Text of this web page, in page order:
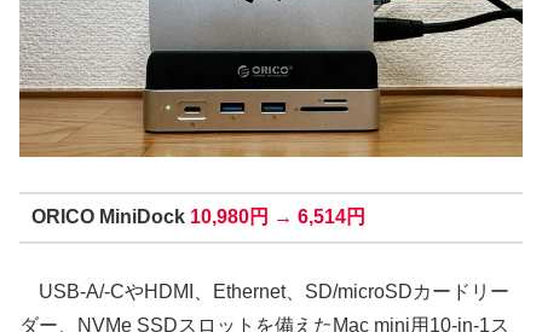
ORICO MiniDock 10,980円 → 6,514円
USB-A/-CやHDMI、Ethernet、SD/microSDカードリー
ダー、NVMe SSDスロットを備えたMac mini用10-in-1ス